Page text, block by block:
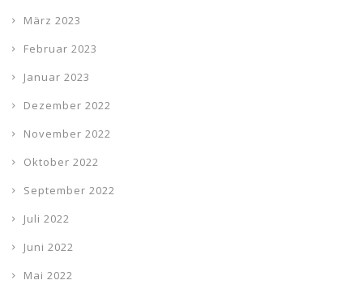
März 2023
Februar 2023
Januar 2023
Dezember 2022
November 2022
Oktober 2022
September 2022
Juli 2022
Juni 2022
Mai 2022